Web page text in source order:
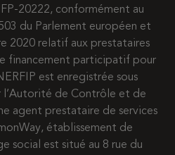
20222, conformément au
du Parlement européen et
2020 relatif aux prestataires
financement participatif pour
est enregistrée sous
l’Autorité de Contrôle et de
agent prestataire de services
établissement de
social est situé au 8 rue du